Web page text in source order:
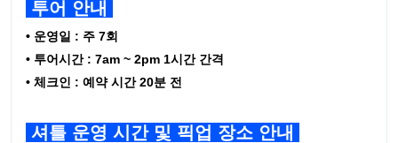
투어 안내
• 운영일 : 주 7회
• 투어시간 : 7am ~ 2pm 1시간 간격
• 체크인 : 예약 시간 20분 전
셔틀 운영 시간 및 픽업 장소 안내